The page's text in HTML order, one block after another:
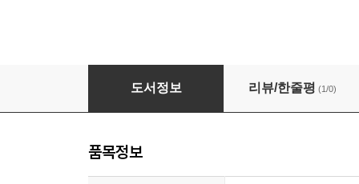
내 몸이 나를 대신해 울고 있었다
도서정보 리뷰/한줄평 (1/0)
품목정보